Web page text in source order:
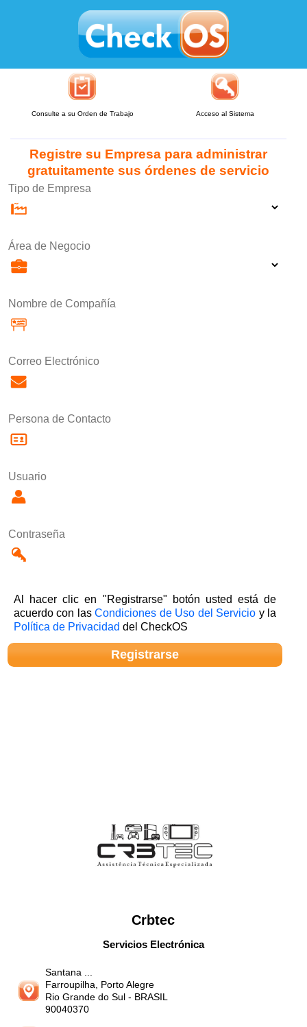
Consulte a su Orden de Trabajo Acceso al Sistema
Registre su Empresa para administrar
gratuitamente sus órdenes de servicio
Tipo de Empresa
Área de Negocio
Nombre de Compañía
Correo Electrónico
Persona de Contacto
Usuario
Contraseña
Al hacer clic en "Registrarse" botón usted está de
acuerdo con lasCondiciones de Uso del Servicio y la
Política de Privacidad del CheckOS
Crbtec
Servicios Electrónica
Santana ...
Farroupilha, Porto Alegre
Rio Grande do Sul - BRASIL
90040370